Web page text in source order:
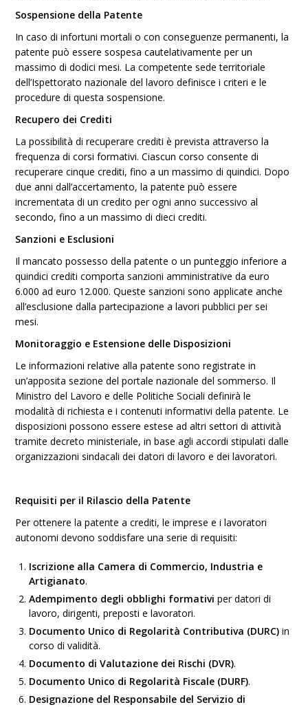
Sospensione della Patente
In caso di infortuni mortali o con conseguenze permanenti, la
patente può essere sospesa cautelativamente per un
massimo di dodici mesi. La competente sede territoriale
dell’Ispettorato nazionale del lavoro definisce i criteri e le
procedure di questa sospensione.
Recupero dei Crediti
La possibilità di recuperare crediti è prevista attraverso la
frequenza di corsi formativi. Ciascun corso consente di
recuperare cinque crediti, fino a un massimo di quindici. Dopo
due anni dall’accertamento, la patente può essere
incrementata di un credito per ogni anno successivo al
secondo, fino a un massimo di dieci crediti.
Sanzioni e Esclusioni
Il mancato possesso della patente o un punteggio inferiore a
quindici crediti comporta sanzioni amministrative da euro
6.000 ad euro 12.000. Queste sanzioni sono applicate anche
all’esclusione dalla partecipazione a lavori pubblici per sei
mesi.
Monitoraggio e Estensione delle Disposizioni
Le informazioni relative alla patente sono registrate in
un’apposita sezione del portale nazionale del sommerso. Il
Ministro del Lavoro e delle Politiche Sociali definirà le
modalità di richiesta e i contenuti informativi della patente. Le
disposizioni possono essere estese ad altri settori di attività
tramite decreto ministeriale, in base agli accordi stipulati dalle
organizzazioni sindacali dei datori di lavoro e dei lavoratori.
Requisiti per il Rilascio della Patente
Per ottenere la patente a crediti, le imprese e i lavoratori
autonomi devono soddisfare una serie di requisiti:
Iscrizione alla Camera di Commercio, Industria e
Artigianato.
Adempimento degli obblighi formativi per datori di
lavoro, dirigenti, preposti e lavoratori.
Documento Unico di Regolarità Contributiva (DURC) in
corso di validità.
Documento di Valutazione dei Rischi (DVR).
Documento Unico di Regolarità Fiscale (DURF).
Designazione del Responsabile del Servizio di